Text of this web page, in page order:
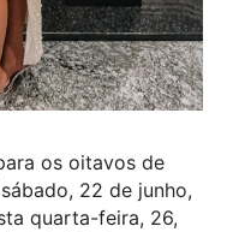
os oitavos de
22 de junho,
quarta-feira, 26,